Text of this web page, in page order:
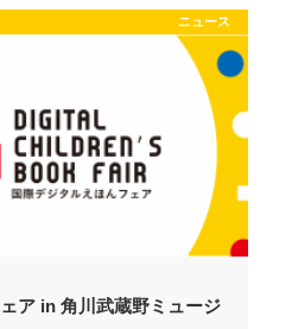
ニュース
ア in 角川武蔵野ミュージ